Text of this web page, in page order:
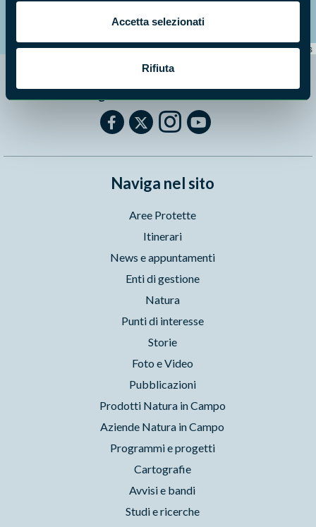
Accetta selezionati
Rifiuta
Leaflet|©OpenStreetMapcontributors
Naviga nel sito
Aree Protette
Itinerari
News e appuntamenti
Enti di gestione
Natura
Punti di interesse
Storie
Foto e Video
Pubblicazioni
Prodotti Natura in Campo
Aziende Natura in Campo
Programmi e progetti
Cartografie
Avvisi e bandi
Studi e ricerche